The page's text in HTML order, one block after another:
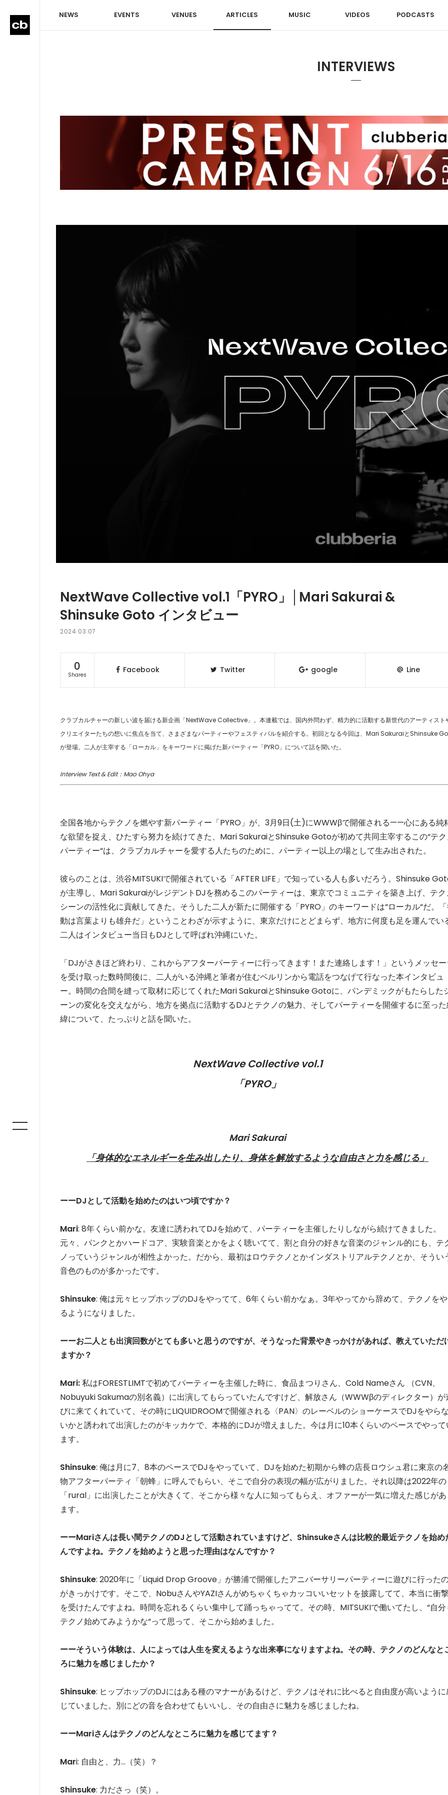
NEWS EVENTS VENUES ARTICLES MUSIC VIDEOS PODCASTS
INTERVIEWS
NextWave Collective vol.1「PYRO」│Mari Sakurai &
Shinsuke Goto インタビュー
2024.03.07
0
Shares
Facebook Twitter google Line
クラブカルチャーの新しい波を届ける新企画「NextWave Collective」。本連載では、国内外問わず、精力的に活動する新世代のアーティスト
クリエイターたちの想いに焦点を当て、さまざまなパーティーやフェスティバルを紹介する。初回となる今回は、Mari SakuraiとShinsuke
が登場。二人が主宰する「ローカル」をキーワードに掲げた新パーティー「PYRO」について話を聞いた。
Interview Text & Edit：Mao Ohya
全国各地からテクノを燃やす新パーティー「PYRO」が、3月9日(土)にWWWβで開催される——心にある純
な欲望を捉え、ひたすら努力を続けてきた、Mari SakuraiとShinsuke Gotoが初めて共同主宰するこの“テク
パーティー“は、クラブカルチャーを愛する人たちのために、パーティー以上の場として生み出された。
彼らのことは、渋谷MITSUKIで開催されている「AFTER LIFE」で知っている人も多いだろう。Shinsuke
が主導し、Mari SakuraiがレジデントDJを務めるこのパーティーは、東京でコミュニティを築き上げ、テク
シーンの活性化に貢献してきた。そうした二人が新たに開催する「PYRO」のキーワードは“ローカル“だ。
動は言葉よりも雄弁だ」ということわざが示すように、東京だけにとどまらず、地方に何度も足を運んでい
二人はインタビュー当日もDJとして呼ばれ沖縄にいた。
「DJがさきほど終わり、これからアフターパーティーに行ってきます！また連絡します！」というメッセ
を受け取った数時間後に、二人がいる沖縄と筆者が住むベルリンから電話をつなげて行なった本インタビュ
ー。時間の合間を縫って取材に応じてくれたMari SakuraiとShinsuke Gotoに、パンデミックがもたらした
ーンの変化を交えながら、地方を拠点に活動するDJとテクノの魅力、そしてパーティーを開催するに至っ
緯について、たっぷりと話を聞いた。
NextWave Collective vol.1
「PYRO」
Mari Sakurai
「身体的なエネルギーを生み出したり、身体を解放するような自由さと力を感じる」
ーーDJとして活動を始めたのはいつ頃ですか？
Mari: 8年くらい前かな。友達に誘われてDJを始めて、パーティーを主催したりしながら続けてきました。
元々、パンクとかハードコア、実験音楽とかをよく聴いてて、割と自分の好きな音楽のジャンル的にも、テ
ノっていうジャンルが相性よかった。だから、最初はロウテクノとかインダストリアルテクノとか、そうい
音色のものが多かったです。
Shinsuke: 俺は元々ヒップホップのDJをやってて、6年くらい前かなぁ。3年やってから辞めて、テクノをや
るようになりました。
ーーお二人とも出演回数がとても多いと思うのですが、そうなった背景やきっかけがあれば、教えていただ
ますか？
Mari:私はFORESTLIMTで初めてパーティーを主催した時に、食品まつりさん、Cold Nameさん （CVN、
Nobuyuki Sakumaの別名義）に出演してもらっていたんですけど、解放さん （WWWβのディレクター）が
びに来てくれていて、その時にLIQUIDROOMで開催される〈PAN〉のレーベルのショーケースでDJをやらな
いかと誘われて出演したのがキッカケで、本格的にDJが増えました。今は月に10本くらいのペースでやって
ます。
Shinsuke: 俺は月に7、8本のペースでDJをやっていて、DJを始めた初期から蜂の店長ロウシュ君に東京の
物アフターパーティ「朝蜂」に呼んでもらい、そこで自分の表現の幅が広がりました。それ以降は2022年の
「rural」に出演したことが大きくて、そこから様々な人に知ってもらえ、オファーが一気に増えた感じがあ
ます。
ーーMariさんは長い間テクノのDJとして活動されていますけど、Shinsukeさんは比較的最近テクノを始め
んですよね。テクノを始めようと思った理由はなんですか？
Shinsuke: 2020年に「Liquid Drop Groove」が勝浦で開催したアニバーサリーパーティーに遊びに行った
がきっかけです。そこで、NobuさんやYAZIさんがめちゃくちゃカッコいいセットを披露してて、本当に衝
を受けたんですよね。時間を忘れるくらい集中して踊っちゃってて。その時、MITSUKIで働いてたし、“自分
テクノ始めてみようかな“って思って、そこから始めました。
ーーそういう体験は、人によっては人生を変えるような出来事になりますよね。その時、テクノのどんなと
ろに魅力を感じましたか？
Shinsuke: ヒップホップのDJにはある種のマナーがあるけど、テクノはそれに比べると自由度が高いよう
じていました。別にどの音を合わせてもいいし、その自由さに魅力を感じましたね。
ーーMariさんはテクノのどんなところに魅力を感じてます？
Mari: 自由と、力…（笑）？
Shinsuke: 力ださっ（笑）。